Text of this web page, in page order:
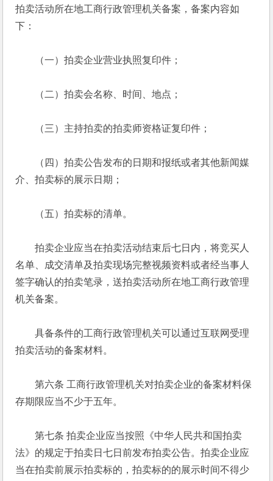
拍卖活动所在地工商行政管理机关备案，备案内容如
下：
（一）拍卖企业营业执照复印件；
（二）拍卖会名称、时间、地点；
（三）主持拍卖的拍卖师资格证复印件；
（四）拍卖公告发布的日期和报纸或者其他新闻媒
介、拍卖标的展示日期；
（五）拍卖标的清单。
拍卖企业应当在拍卖活动结束后七日内，将竞买人
名单、成交清单及拍卖现场完整视频资料或者经当事人
签字确认的拍卖笔录，送拍卖活动所在地工商行政管理
机关备案。
具备条件的工商行政管理机关可以通过互联网受理
拍卖活动的备案材料。
第六条 工商行政管理机关对拍卖企业的备案材料保
存期限应当不少于五年。
第七条 拍卖企业应当按照《中华人民共和国拍卖
法》的规定于拍卖日七日前发布拍卖公告。拍卖企业应
当在拍卖前展示拍卖标的，拍卖标的的展示时间不得少